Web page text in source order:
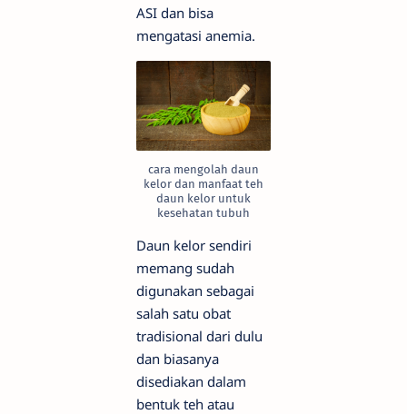
ASI dan bisa
mengatasi anemia.
cara mengolah daun
kelor dan manfaat teh
daun kelor untuk
kesehatan tubuh
Daun kelor sendiri
memang sudah
digunakan sebagai
salah satu obat
tradisional dari dulu
dan biasanya
disediakan dalam
bentuk teh atau